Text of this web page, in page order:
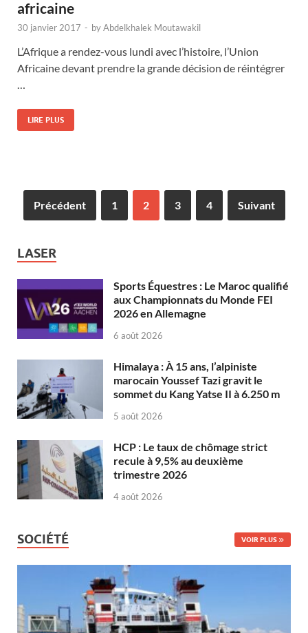
africaine
30 janvier 2017 - byAbdelkhalek Moutawakil
L’Afrique a rendez-vous lundi avec l’histoire, l’Union
Africaine devant prendre la grande décision de réintégrer
…
LIRE PLUS
Précédent 1 2 3 4 Suivant
LASER
Sports Équestres : Le Maroc qualifié
aux Championnats du Monde FEI
2026 en Allemagne
6 août 2026
Himalaya : À 15 ans, l’alpiniste
marocain Youssef Tazi gravit le
sommet du Kang Yatse II à 6.250 m
5 août 2026
HCP : Le taux de chômage strict
recule à 9,5% au deuxième
trimestre 2026
4 août 2026
SOCIÉTÉ VOIR PLUS